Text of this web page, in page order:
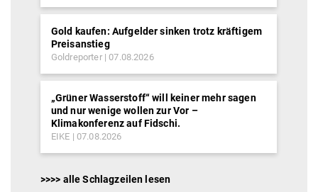
Gold kaufen: Aufgelder sinken trotz kräftigem
Preisanstieg
Goldreporter 07.08.2026
„Grüner Wasserstoff“ will keiner mehr sagen
und nur wenige wollen zur Vor –
Klimakonferenz auf Fidschi.
EIKE 07.08.2026
>>>> alle Schlagzeilen lesen